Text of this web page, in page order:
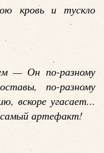
кровь и тускло
— Он по-разному
по-разному
вскоре угасает...
артефакт!